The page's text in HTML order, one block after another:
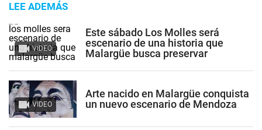
LEE ADEMÁS
VIDEO
Este sábado Los Molles será
escenario de una historia que
Malargüe busca preservar
VIDEO
Arte nacido en Malargüe conquista
un nuevo escenario de Mendoza